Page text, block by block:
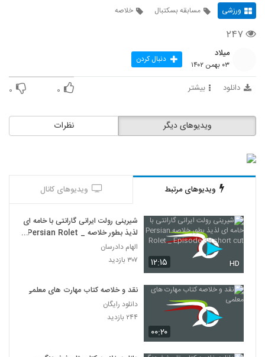
ورزشی مسابقه بسکتبال خلاصه
۲۴۷
میلاد
۰۳ بهمن ۱۴۰۲ دنبال کردن
دانلود بیشتر ۰ ۰
نظرات ویدیوهای دیگر
ویدیوهای مرتبط ویدیوهای کانال
۱۲:۱۵ HD
شیرینی رولت ایرانی گارانتی با خامه ای
لذیذ بطور خلاصه Persian Rolet _
Episode 38 short cut
الهام دادرسان
۳۰۷ بازدید
۰۰:۲۰
نقد و خلاصه کتاب مهارت های معلمی
دانلود رایگان
۲۴۴ بازدید